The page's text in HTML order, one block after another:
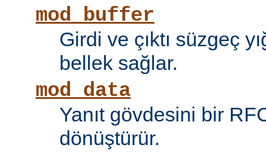
mod_buffer
Girdi ve çıktı süzgeç
bellek sağlar.
mod_data
Yanıt gövdesini bir
dönüştürür.